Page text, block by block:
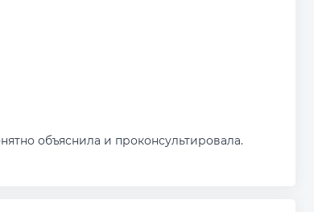
объяснила и проконсультировала.